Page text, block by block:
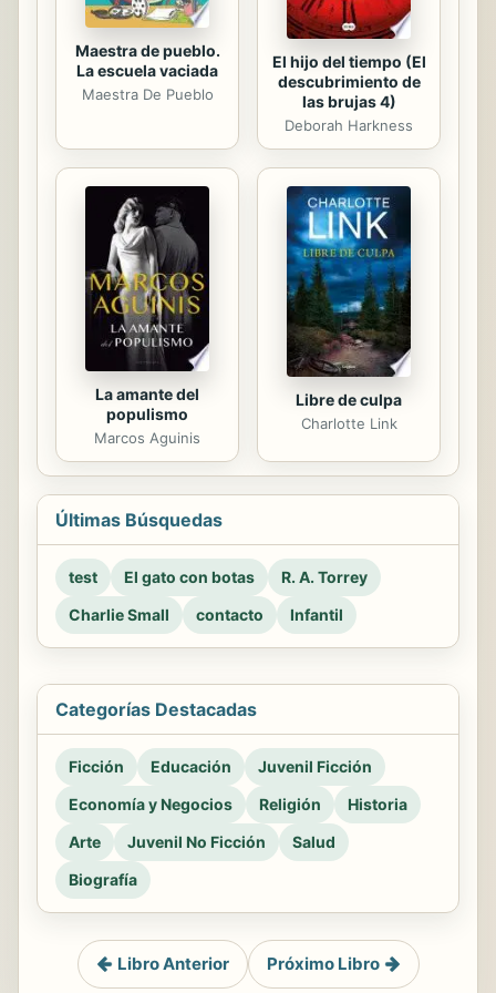
Maestra de pueblo.
La escuela vaciada
Maestra De Pueblo
El hijo del tiempo (El
descubrimiento de
las brujas 4)
Deborah Harkness
La amante del
populismo
Marcos Aguinis
Libre de culpa
Charlotte Link
Últimas Búsquedas
test El gato con botas
R. A. Torrey
Charlie Small
contacto Infantil
Categorías Destacadas
Ficción Educación
Juvenil Ficción
Economía y Negocios
Religión
Historia
Arte
Juvenil No Ficción
Salud
Biografía
Libro Anterior Próximo Libro